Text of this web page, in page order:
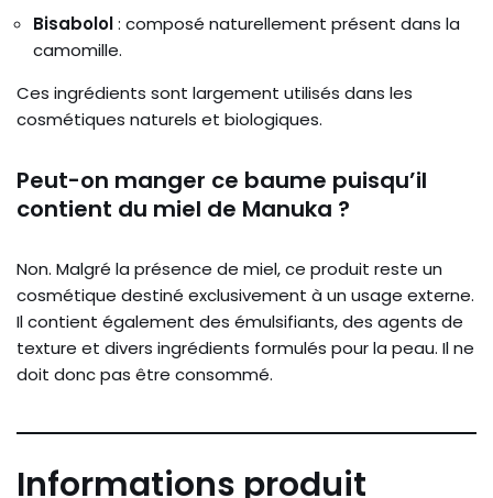
Bisabolol: composé naturellement présent dans la
camomille.
Ces ingrédients sont largement utilisés dans les
cosmétiques naturels et biologiques.
Peut-on manger ce baume puisqu’il
contient du miel de Manuka ?
Non. Malgré la présence de miel, ce produit reste un
cosmétique destiné exclusivement à un usage externe.
Il contient également des émulsifiants, des agents de
texture et divers ingrédients formulés pour la peau. Il ne
doit donc pas être consommé.
Informations produit